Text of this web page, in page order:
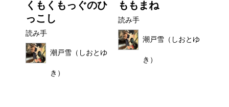
くもくもっぐのひ
っこし
読み手
潮戸雪（しおとゆ
き）
ももまね
読み手
潮戸雪（しおとゆ
き）